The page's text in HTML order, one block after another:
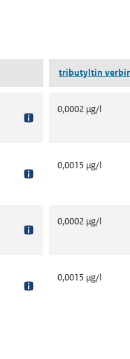
tributyltin
0,0002 µg/l
0,0015 µg/l
0,0002 µg/l
0,0015 µg/l